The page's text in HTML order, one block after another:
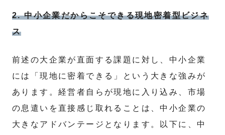
2. 中小企業だからこそできる現地密着型ビジネ
ス
前述の大企業が直面する課題に対し、中小企業
には「現地に密着できる」という大きな強みが
あります。経営者自らが現地に入り込み、市場
の息遣いを直接感じ取れることは、中小企業の
大きなアドバンテージとなります。以下に、中